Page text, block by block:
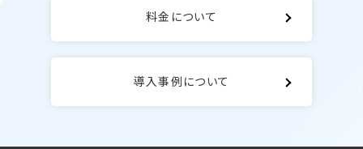
料金について
導入事例について